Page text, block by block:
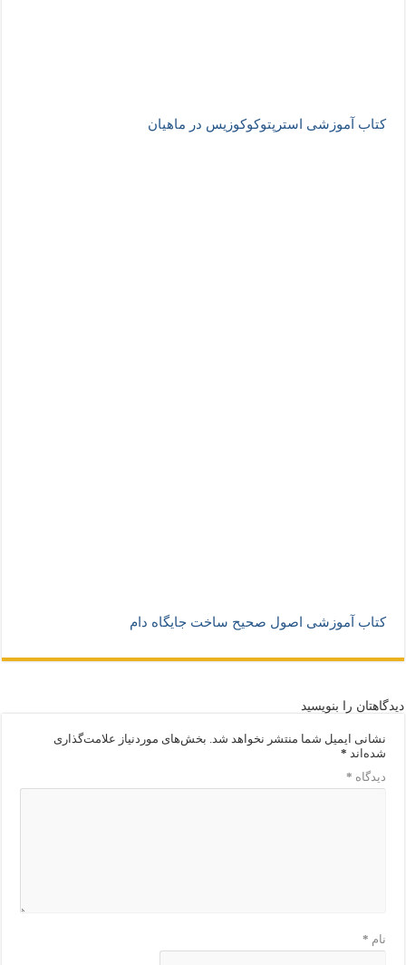
کتاب آموزشی استرپتوکوکوزیس در ماهیان
کتاب آموزشی اصول صحیح ساخت جایگاه دام
دیدگاهتان را بنویسید
نشانی ایمیل شما منتشر نخواهد شد. بخش‌های موردنیاز علامت‌گذاری
شده‌اند *
دیدگاه *
نام *